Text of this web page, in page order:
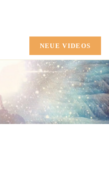
NEUE VIDEOS